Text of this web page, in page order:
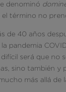
denominó
término no
de 40 años
pandemia
será que
sino también y
más allá de